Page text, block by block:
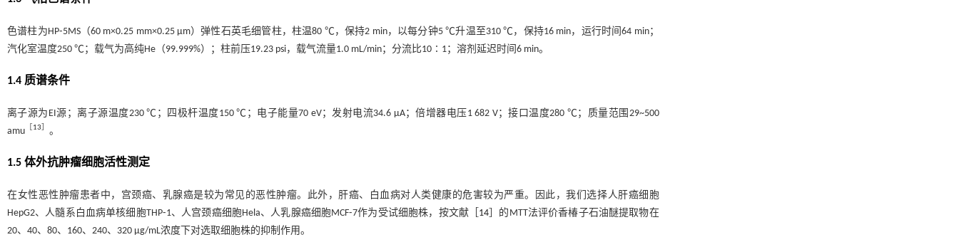
色谱柱为HP⁃5MS（60 m×0.25 mm×0.25 μm）弹性石英毛细管柱，柱温80 ℃，保持2 min，以每分钟5 ℃升温至310 ℃，保持16 min，运行时间64 min；
汽化室温度250 ℃；载气为高纯He（99.999%）；柱前压19.23 psi，载气流量1.0 mL/min；分流比10∶1；溶剂延迟时间6 min。
1.4 质谱条件
离子源为EI源；离子源温度230 ℃；四极杆温度150 ℃；电子能量70 eV；发射电流34.6 μA；倍增器电压1 682 V；接口温度280 ℃；质量范围29~500
amu ［13］ 。
1.5 体外抗肿瘤细胞活性测定
在女性恶性肿瘤患者中，宫颈癌、乳腺癌是较为常见的恶性肿瘤。此外，肝癌、白血病对人类健康的危害较为严重。因此，我们选择人肝癌细胞
HepG2、人髓系白血病单核细胞THP⁃1、人宫颈癌细胞Hela、人乳腺癌细胞MCF⁃7作为受试细胞株，按文献［ 14 ］的MTT法评价香椿子石油醚提取物在
20、40、80、160、240、320 μg/mL浓度下对选取细胞株的抑制作用。